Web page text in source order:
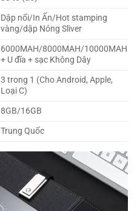
Dập nổi/In Ấn/Hot stamping
vàng/dập Nóng Sliver
6000MAH/8000MAH/10000MAH
+ U đĩa + sạc Không Dây
3 trong 1 (Cho Android, Apple,
Loại C)
8GB/16GB
Trung Quốc